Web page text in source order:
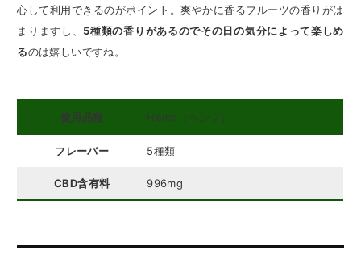
心して利用できるのがポイント。爽やかに香るフルーツの香りがは
まりますし、 5種類の香りがあるのでその日の気分によって楽しめ
るのは嬉しいですね。
使用品種 Hemp（ヘンプ）
フレーバー 5種類
CBD含有料 996mg